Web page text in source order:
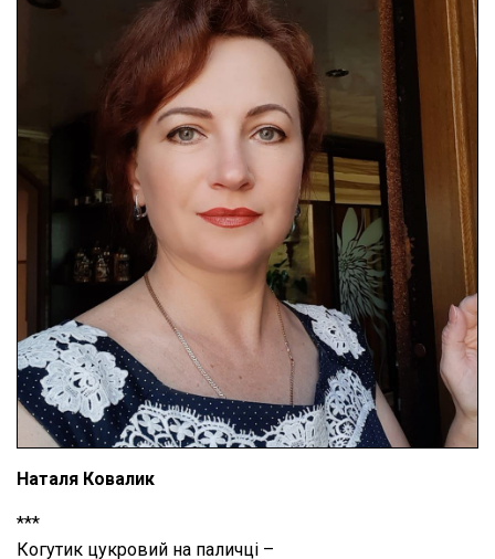
Наталя Ковалик
***
Когутик цукровий на паличці –